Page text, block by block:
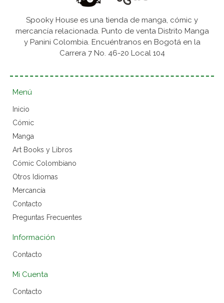
Spooky House es una tienda de manga, cómic y
mercancía relacionada. Punto de venta Distrito Manga
y Panini Colombia. Encuéntranos en Bogotá en la
Carrera 7 No. 46-20 Local 104
Menú
Inicio
Cómic
Manga
Art Books y Libros
Cómic Colombiano
Otros Idiomas
Mercancía
Contacto
Preguntas Frecuentes
Información
Contacto
Mi Cuenta
Contacto